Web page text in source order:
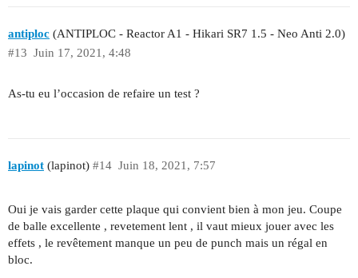
antiploc (ANTIPLOC - Reactor A1 - Hikari SR7 1.5 - Neo Anti 2.0)
Juin 17, 2021, 4:48
#13
As-tu eu l’occasion de refaire un test ?
lapinot (lapinot) Juin 18, 2021, 7:57
#14
Oui je vais garder cette plaque qui convient bien à mon jeu. Coupe
de balle excellente , revetement lent , il vaut mieux jouer avec les
effets , le revêtement manque un peu de punch mais un régal en
bloc.